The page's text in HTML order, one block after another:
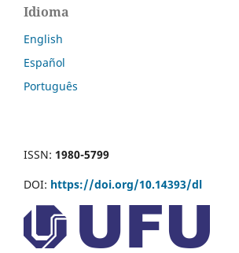
Idioma
English
Español
Português
ISSN: 1980-5799
DOI: https://doi.org/10.14393/dl